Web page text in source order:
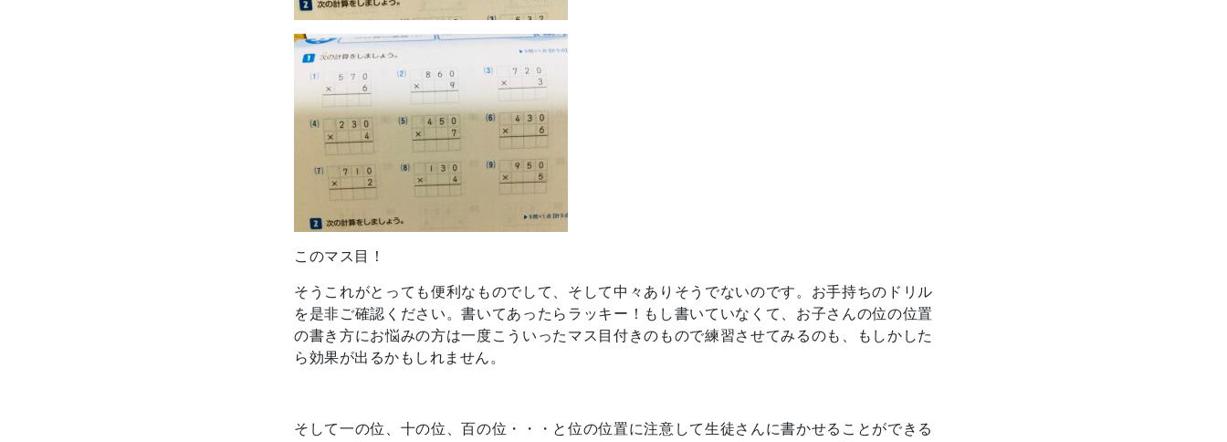
このマス目！
そうこれがとっても便利なものでして、そして中々ありそうでないのです。お手持ちのドリル
を是非ご確認ください。書いてあったらラッキー！もし書いていなくて、お子さんの位の位置
の書き方にお悩みの方は一度こういったマス目付きのもので練習させてみるのも、もしかした
ら効果が出るかもしれません。
そして一の位、十の位、百の位・・・と位の位置に注意して生徒さんに書かせることができる